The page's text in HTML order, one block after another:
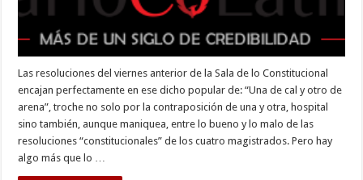
Las resoluciones del viernes anterior de la Sala de lo Constitucional
encajan perfectamente en ese dicho popular de: “Una de cal y otro de
arena”, troche no solo por la contraposición de una y otra, hospital
sino también, aunque maniquea, entre lo bueno y lo malo de las
resoluciones “constitucionales” de los cuatro magistrados. Pero hay
algo más que lo …